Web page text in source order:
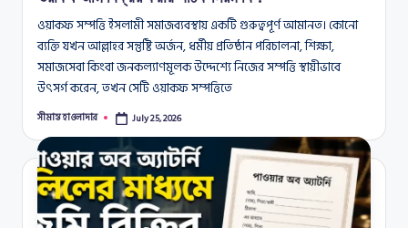
ওয়াকফ সম্পত্তি ইসলামী সমাজব্যবস্থায় একটি গুরুত্বপূর্ণ আমানত। কোনো
ব্যক্তি যখন আল্লাহর সন্তুষ্টি অর্জন, ধর্মীয় প্রতিষ্ঠান পরিচালনা, শিক্ষা,
সমাজসেবা কিংবা জনকল্যাণমূলক উদ্দেশ্যে নিজের সম্পত্তি স্থায়ীভাবে
উৎসর্গ করেন, তখন সেটি ওয়াকফ সম্পত্তিতে
Posted
সীমান্ত হাওলাদার July 25, 2026